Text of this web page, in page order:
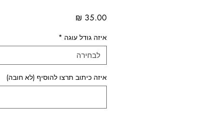
איזה גודל עוגה *
לבחירה
איזה כיתוב תרצו להוסיף (לא חובה)